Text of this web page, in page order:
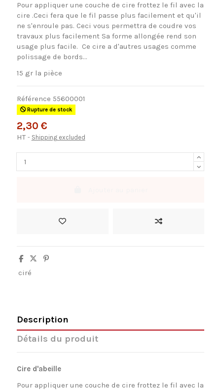
Pour appliquer une couche de cire frottez le fil avec la
cire .Ceci fera que le fil passe plus facilement et qu'il
ne s'enroule pas. Ceci vous permettra de coudre vos
travaux plus facilement Sa forme allongée rend son
usage plus facile. Ce cire a d'autres usages comme
polissage de bords...
15 gr la pièce
Référence 55600001
Rupture de stock
2,30 €
HT Shipping excluded
ciré
Description
Détails du produit
Cire d'abeille
Pour appliquer une couche de cire frottez le fil avec la